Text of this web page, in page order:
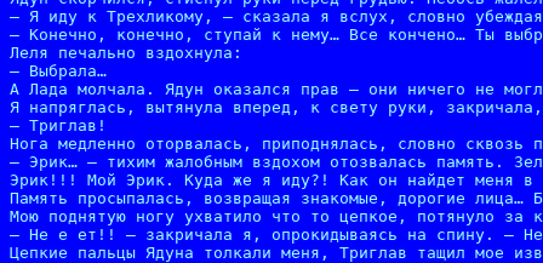
– Я иду к Трехликому, – сказала я вслух, словно
– Конечно, конечно, ступай к нему… Все кончено… Ты
Леля печально вздохнула:
– Выбрала…
А Лада молчала. Ядун оказался прав – они ничего не
Я напряглась, вытянула вперед, к свету руки,
– Триглав!
Нога медленно оторвалась, приподнялась, словно
– Эрик… – тихим жалобным вздохом отозвалась память.
Эрик!!! Мой Эрик. Куда же я иду?! Как он найдет меня в
Память просыпалась, возвращая знакомые, дорогие лица…
Мою поднятую ногу ухватило что то цепкое, потянуло за
– Не е ет!! – закричала я, опрокидываясь на спину. –
Цепкие пальцы Ядуна толкали меня, Триглав тащил мое